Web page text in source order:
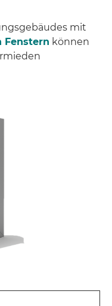
mit
Fenstern können